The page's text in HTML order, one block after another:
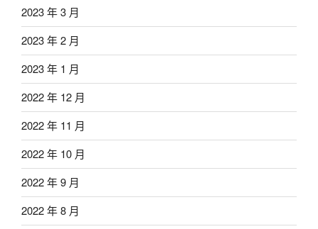
2023 年 3 月
2023 年 2 月
2023 年 1 月
2022 年 12 月
2022 年 11 月
2022 年 10 月
2022 年 9 月
2022 年 8 月